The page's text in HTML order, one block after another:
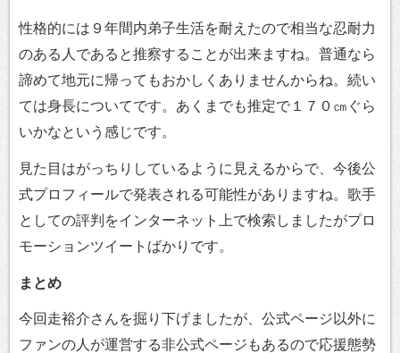
性格的には９年間内弟子生活を耐えたので相当な忍耐力
のある人であると推察することが出来ますね。普通なら
諦めて地元に帰ってもおかしくありませんからね。続い
ては身長についてです。あくまでも推定で１７０㎝ぐら
いかなという感じです。
見た目はがっちりしているように見えるからで、今後公
式プロフィールで発表される可能性がありますね。歌手
としての評判をインターネット上で検索しましたがプロ
モーションツイートばかりです。
まとめ
今回走裕介さんを掘り下げましたが、公式ページ以外に
ファンの人が運営する非公式ページもあるので応援態勢